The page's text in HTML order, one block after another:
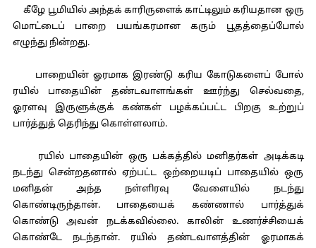
கீழே பூமியில் அந்தக் காரிருளைக் காட்டிலும் கரியதான ஒரு
மொட்டைப் பாறை பயங்கரமான கரும் பூதத்தைப்போல்
எழுந்து நின்றது.
பாறையின் ஓரமாக இரண்டு கரிய கோடுகளைப் போல்
ரயில் பாதையின் தண்டவாளங்கள் ஊர்ந்து செல்வதை,
ஓரளவு இருளுக்குக் கண்கள் பழக்கப்பட்ட பிறகு உற்றுப்
பார்த்துத் தெரிந்து கொள்ளலாம்.
ரயில் பாதையின் ஒரு பக்கத்தில் மனிதர்கள் அடிக்கடி
நடந்து சென்றதனால் ஏற்பட்ட ஒற்றையடிப் பாதையில் ஒரு
மனிதன் அந்த நள்ளிரவு வேளையில் நடந்து
கொண்டிருந்தான். பாதையைக் கண்ணால் பார்த்துக்
கொண்டு அவன் நடக்கவில்லை. காலின் உணர்ச்சியைக்
கொண்டே நடந்தான். ரயில் தண்டவாளத்தின் ஓரமாகக்